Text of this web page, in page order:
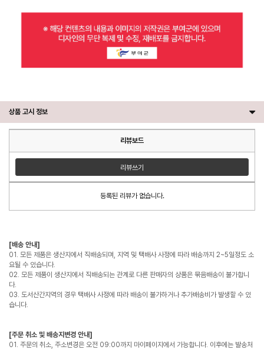
상품 고시 정보
리뷰보드
리뷰쓰기
등록된 리뷰가 없습니다.
[배송 안내]
01. 모든 제품은 생산지에서 직배송되며, 지역 및 택배사 사정에 따라 배송까지 2~5일정도 소
요될 수 있습니다.
02. 모든 제품이 생산지에서 직배송되는 관계로 다른 판매자의 상품은 묶음배송이 불가합니
다.
03. 도서산간지역의 경우 택배사 사정에 따라 배송이 불가하거나 추가배송비가 발생할 수 있
습니다.
[주문 취소 및 배송지변경 안내]
01. 주문의 취소, 주소변경은 오전 09:00까지 마이페이지에서 가능합니다. 이후에는 발송처